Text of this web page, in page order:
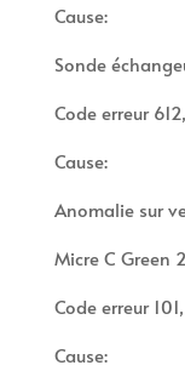
Cause:
Sonde
Code erreur
Cause:
Anomalie sur
Micre C Green
Code erreur
Cause: